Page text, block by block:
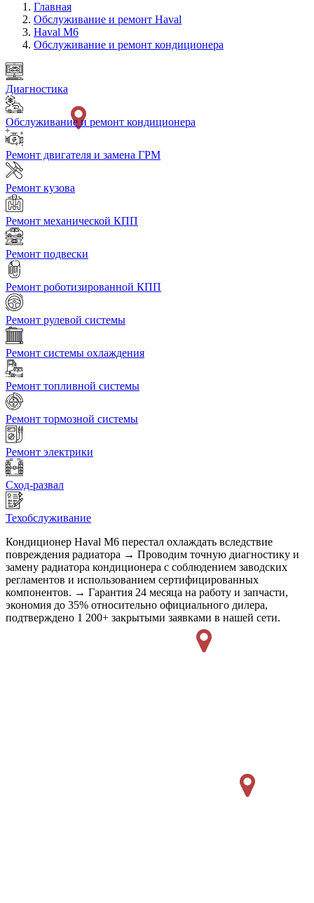
Главная
Обслуживание и ремонт Haval
Haval M6
Обслуживание и ремонт кондиционера
Диагностика
Обслуживание и ремонт кондиционера
Ремонт двигателя и замена ГРМ
Ремонт кузова
Ремонт механической КПП
Ремонт подвески
Ремонт роботизированной КПП
Ремонт рулевой системы
Ремонт системы охлаждения
Ремонт топливной системы
Ремонт тормозной системы
Ремонт электрики
Сход-развал
Техобслуживание
Кондиционер Haval M6 перестал охлаждать вследствие
повреждения радиатора → Проводим точную диагностику и
замену радиатора кондиционера с соблюдением заводских
регламентов и использованием сертифицированных
компонентов. → Гарантия 24 месяца на работу и запчасти,
экономия до 35% относительно официального дилера,
подтверждено 1 200+ закрытыми заявками в нашей сети.